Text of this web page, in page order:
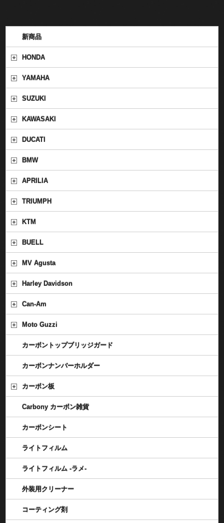
新商品
HONDA
YAMAHA
SUZUKI
KAWASAKI
DUCATI
BMW
APRILIA
TRIUMPH
KTM
BUELL
MV Agusta
Harley Davidson
Can-Am
Moto Guzzi
カーボントップブリッジガード
カーボンナンバーホルダー
カーボン板
Carbony カーボン雑貨
カーボンシート
ライトフィルム
ライトフィルム -ラメ-
外装用クリーナー
コーティング剤